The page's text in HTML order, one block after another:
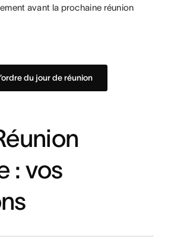
avant la prochaine réunion
du jour de réunion
: vos